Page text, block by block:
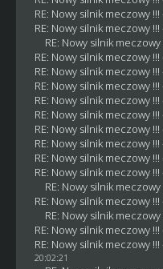
RE: Nowy silnik meczowy !!!
RE: Nowy silnik meczowy !!!
RE: Nowy silnik meczowy
RE: Nowy silnik meczowy !!!
RE: Nowy silnik meczowy !!!
RE: Nowy silnik meczowy !!!
RE: Nowy silnik meczowy !!!
RE: Nowy silnik meczowy !!!
RE: Nowy silnik meczowy !!!
RE: Nowy silnik meczowy !!!
RE: Nowy silnik meczowy !!!
RE: Nowy silnik meczowy !!!
RE: Nowy silnik meczowy
RE: Nowy silnik meczowy !!!
RE: Nowy silnik meczowy
RE: Nowy silnik meczowy !!!
RE: Nowy silnik meczowy !!!
20:02:21